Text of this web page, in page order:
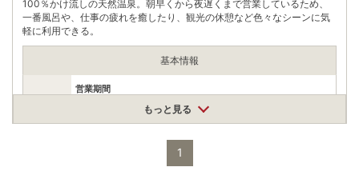
100％かけ流しの天然温泉。朝早くから夜遅くまで営業しているため、
一番風呂や、仕事の疲れを癒したり、観光の休憩など色々なシーンに気
軽に利用できる。
基本情報
営業時間
営業期間
もっと見る
1